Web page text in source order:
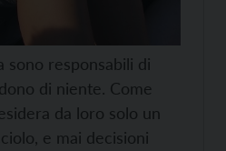
sono responsabili di
di niente. Come
da loro solo un
e mai decisioni